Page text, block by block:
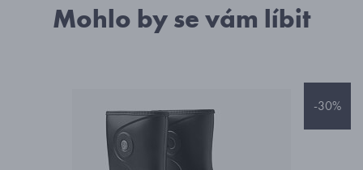
Mohlo by se vám líbit
-30%